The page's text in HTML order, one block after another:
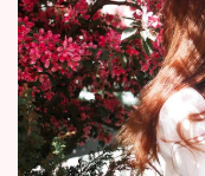
Horoskopy
Sledujte
Filmový